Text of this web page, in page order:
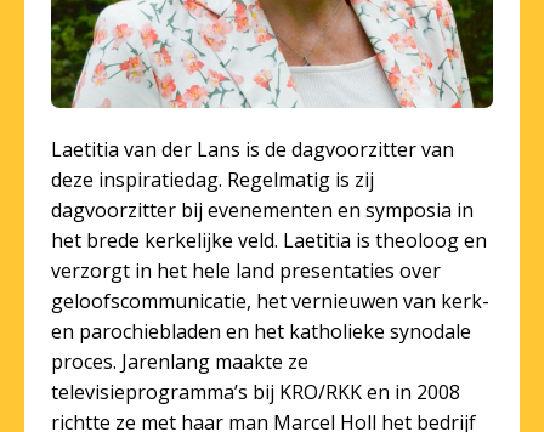
Laetitia van der Lans is de dagvoorzitter van
deze inspiratiedag. Regelmatig is zij
dagvoorzitter bij evenementen en symposia in
het brede kerkelijke veld. Laetitia is theoloog en
verzorgt in het hele land presentaties over
geloofscommunicatie, het vernieuwen van kerk-
en parochiebladen en het katholieke synodale
proces. Jarenlang maakte ze
televisieprogramma’s bij KRO/RKK en in 2008
richtte ze met haar man Marcel Holl het bedrijf